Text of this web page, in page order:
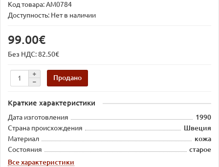
Код товара:AM0784
Доступность: Нет в наличии
99.00€
Без НДС: 82.50€
Продано
Краткие характеристики
Дата изготовления
1990
Страна происхождения
Швеция
Материал
кожа
Состояния
старое
Все характеристики